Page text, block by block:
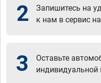
2
Запишитесь на
к нам в сервис
3
Оставьте
индивидуальной